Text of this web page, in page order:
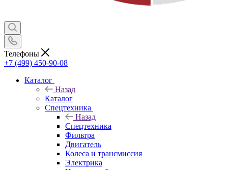
Телефоны
+7 (499) 450-90-08
Каталог
Назад
Каталог
Спецтехника
Назад
Спецтехника
Фильтра
Двигатель
Колеса и трансмиссия
Электрика